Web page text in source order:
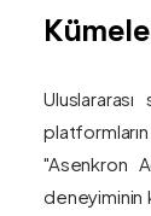
"Asenkron
deneyiminin